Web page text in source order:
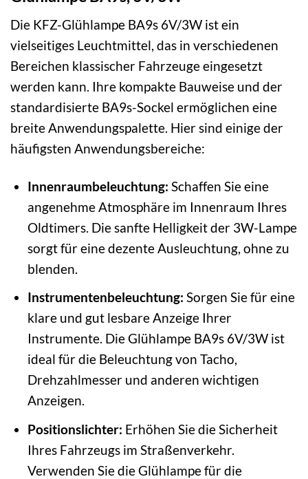
Die KFZ-Glühlampe BA9s 6V/3W ist ein
vielseitiges Leuchtmittel, das in verschiedenen
Bereichen klassischer Fahrzeuge eingesetzt
werden kann. Ihre kompakte Bauweise und der
standardisierte BA9s-Sockel ermöglichen eine
breite Anwendungspalette. Hier sind einige der
häufigsten Anwendungsbereiche:
Innenraumbeleuchtung: Schaffen Sie eine
angenehme Atmosphäre im Innenraum Ihres
Oldtimers. Die sanfte Helligkeit der 3W-Lampe
sorgt für eine dezente Ausleuchtung, ohne zu
blenden.
Instrumentenbeleuchtung: Sorgen Sie für eine
klare und gut lesbare Anzeige Ihrer
Instrumente. Die Glühlampe BA9s 6V/3W ist
ideal für die Beleuchtung von Tacho,
Drehzahlmesser und anderen wichtigen
Anzeigen.
Positionslichter: Erhöhen Sie die Sicherheit
Ihres Fahrzeugs im Straßenverkehr.
Verwenden Sie die Glühlampe für die